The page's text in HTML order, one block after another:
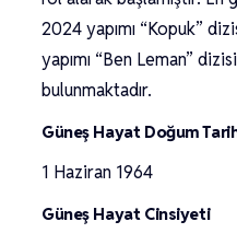
2024 yapımı “Kopuk”
yapımı “Ben Leman”
bulunmaktadır.
Güneş Hayat Doğum
1 Haziran 1964
Güneş Hayat Cinsiyeti